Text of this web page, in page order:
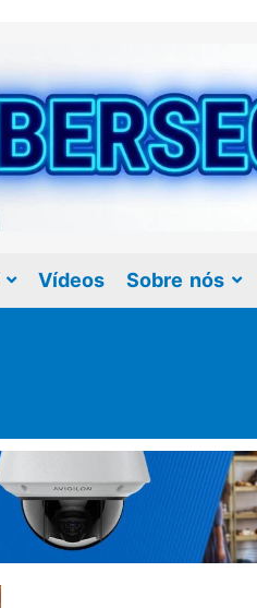
Vídeos Sobre nós